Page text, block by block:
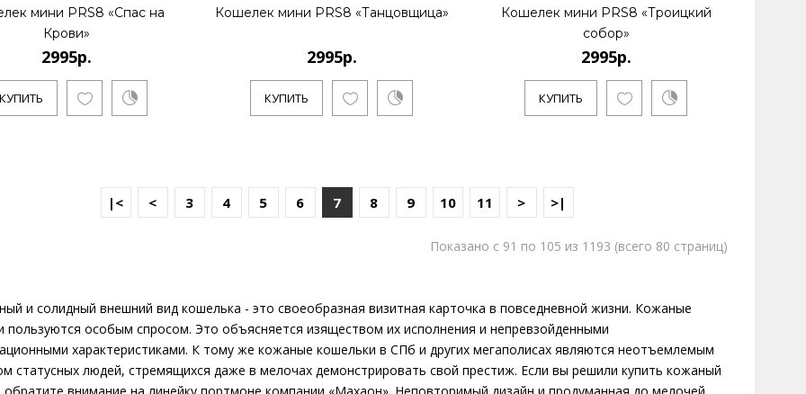
КУПИТЬ
2995р.
КУПИТЬ
мини PRS8 «Спас на
Крови»
2995р.
КУПИТЬ
Кошелек мини PRS8 «Танцовщица»
2995р.
КУПИТЬ
Кошелек мини PRS8 «Троицкий
собор»
2995р.
КУПИТЬ
|< < 3 4 5 6 7 8 9 10 11 > >|
Показано с 91 по 105 из 1193 (всего 80 страниц)
и солидный внешний вид кошелька - это своеобразная визитная карточка в повседневной жизни. Кожаные
пользуются особым спросом. Это объясняется изяществом их исполнения и непревзойденными
характеристиками. К тому же кожаные кошельки в СПб и других мегаполисах являются неотъемлемым
статусных людей, стремящихся даже в мелочах демонстрировать свой престиж. Если вы решили купить кожаный